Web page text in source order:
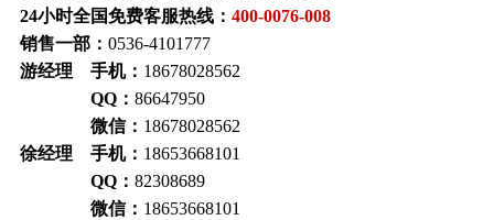
24小时全国免费客服热线： 400-0076-008
销售一部： 0536-4101777
游经理 手机： 18678028562
QQ： 86647950
微信： 18678028562
徐经理 手机： 18653668101
QQ： 82308689
微信： 18653668101